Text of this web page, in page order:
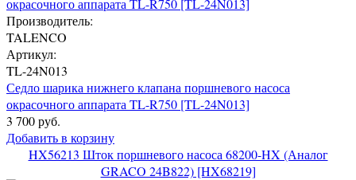
Производитель:
TALENCO
Артикул:
TL-24N013
Седло шарика нижнего клапана поршневого насоса
окрасочного аппарата TL-R750 [TL-24N013]
3 700 руб.
Добавить в корзину
HX56213 Шток поршневого насоса 68200-HX (Аналог
GRACO 24B822) [HX68219]